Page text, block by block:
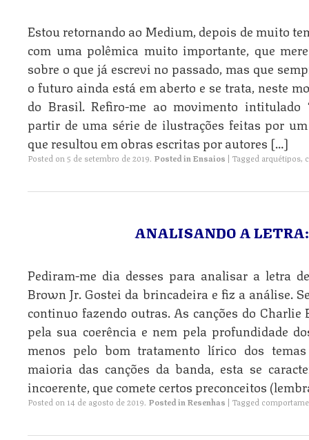
Estou retornando ao Medium, depois de muito
com uma polêmica muito importante, que
sobre o que já escrevi no passado, mas que
o futuro ainda está em aberto e se trata, neste
do Brasil. Refiro-me ao movimento intitulado
partir de uma série de ilustrações feitas por
que resultou em obras escritas por autores […]
Posted on5 de setembro de 2019. Posted inEnsaios | Tagged arquétipos,
ANALISANDO A LETRA:
Pediram-me dia desses para analisar a letra
Brown Jr. Gostei da brincadeira e fiz a análise.
continuo fazendo outras. As canções do Charlie
pela sua coerência e nem pela profundidade
menos pelo bom tratamento lírico dos
maioria das canções da banda, esta se
incoerente, que comete certos preconceitos
Posted on 14 de agosto de 2019. Posted in Resenhas | Tagged